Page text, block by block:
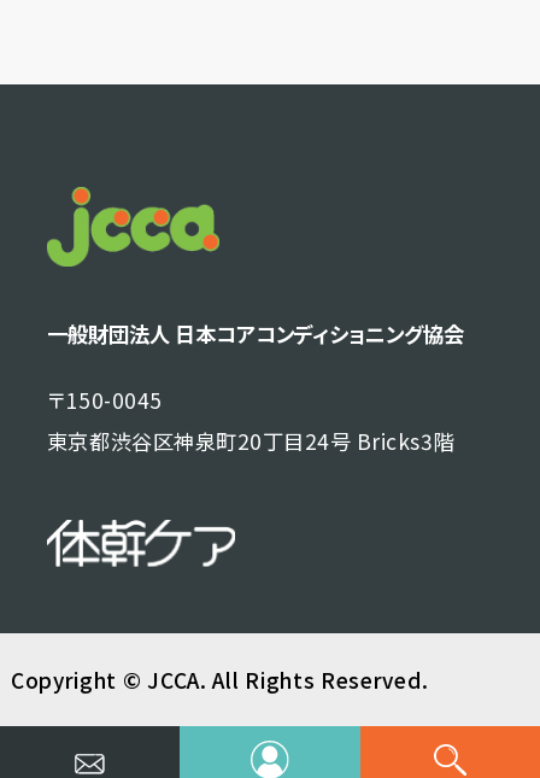
一般財団法人 日本コアコンディショニング協会
〒150-0045
東京都渋谷区神泉町20丁目24号 Bricks3階
Copyright © JCCA. All Rights Reserved.